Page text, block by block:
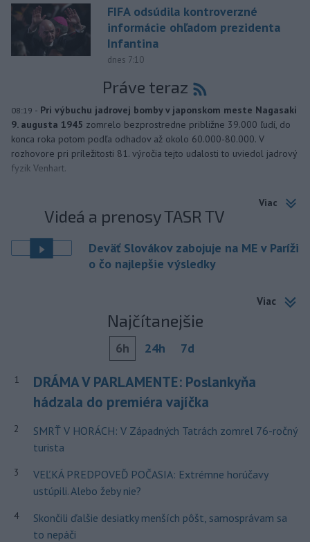
FIFA odsúdila kontroverzné
informácie ohľadom prezidenta
Infantina
dnes 7:10
Práve teraz
08:19 - Pri výbuchu jadrovej bomby v japonskom meste Nagasaki
9. augusta 1945 zomrelo bezprostredne približne 39.000 ľudí, do
konca roka potom podľa odhadov až okolo 60.000-80.000. V
rozhovore pri príležitosti 81. výročia tejto udalosti to uviedol jadrový
fyzik Venhart.
Viac
Videá a prenosy TASR TV
Deväť Slovákov zabojuje na ME v Paríži
o čo najlepšie výsledky
Viac
Najčítanejšie
6h 24h 7d
1
DRÁMA V PARLAMENTE: Poslankyňa
hádzala do premiéra vajíčka
2
SMRŤ V HORÁCH: V Západných Tatrách zomrel 76-ročný
turista
3
VEĽKÁ PREDPOVEĎ POČASIA: Extrémne horúčavy
ustúpili. Alebo žeby nie?
4
Skončili ďalšie desiatky menších pôšt, samosprávam sa
to nepáči